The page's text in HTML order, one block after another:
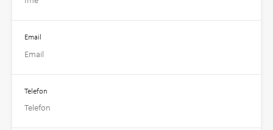
Email
Telefon